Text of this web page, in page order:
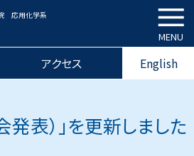
応用化学系
MENU
アクセス English
発表）」を更新しました